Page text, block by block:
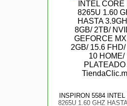
INSPIRON 5584
8265U 1.60 GHZ